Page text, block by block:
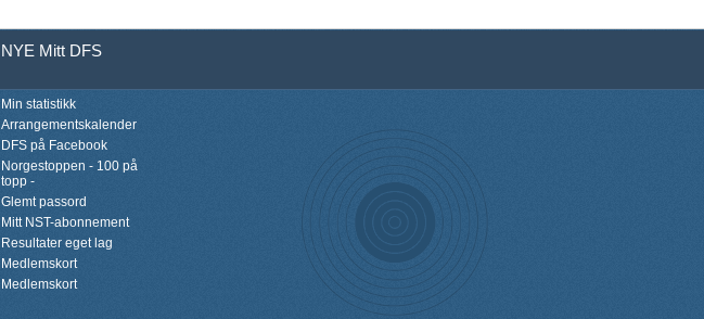
NYE Mitt DFS
Min statistikk
Arrangementskalender
DFS på Facebook
Norgestoppen - 100 på
topp -
Glemt passord
Mitt NST-abonnement
Resultater eget lag
Medlemskort
Medlemskort